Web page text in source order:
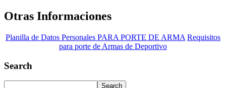
Otras Informaciones
Planilla de Datos Personales PARA PORTE DE ARMA Requisitos
para porte de Armas de Deportivo
Search